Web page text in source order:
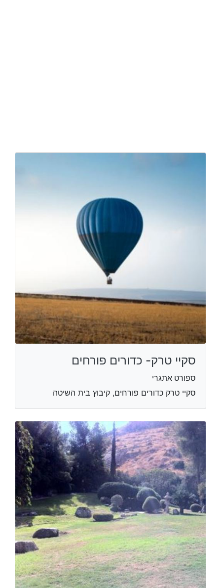
סקיי טרק- כדורים פורחים
ספורט אתגרי
סקיי טרק כדורים פורחים, קיבוץ בית השיטה